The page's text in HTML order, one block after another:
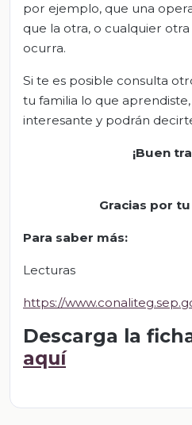
por ejemplo, que una
que la otra, o cualquier
ocurra.
Si te es posible consulta
tu familia lo que
interesante y podrán
¡Buen
Gracias por
Para saber más:
Lecturas
https://
Descarga la
aquí